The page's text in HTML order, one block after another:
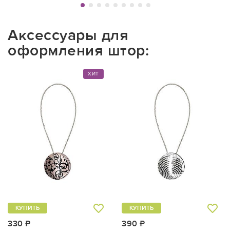
Аксессуары для
оформления штор:
ХИТ
330 ₽
КУПИТЬ
390 ₽
КУПИТЬ